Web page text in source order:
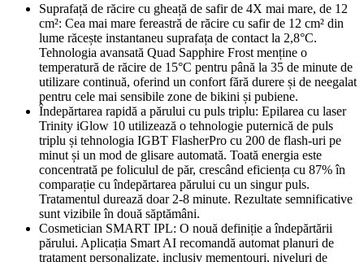
Suprafață de răcire cu gheață de safir de 4X mai mare, de 12
cm²: Cea mai mare fereastră de răcire cu safir de 12 cm² din
lume răcește instantaneu suprafața de contact la 2,8°C.
Tehnologia avansată Quad Sapphire Frost menține o
temperatură de răcire de 15°C pentru până la 35 de minute de
utilizare continuă, oferind un confort fără durere și de neegalat
pentru cele mai sensibile zone de bikini și pubiene.
Îndepărtarea rapidă a părului cu puls triplu: Epilarea cu laser
Trinity iGlow 10 utilizează o tehnologie puternică de puls
triplu și tehnologia IGBT FlasherPro cu 200 de flash-uri pe
minut și un mod de glisare automată. Toată energia este
concentrată pe foliculul de păr, crescând eficiența cu 87% în
comparație cu îndepărtarea părului cu un singur puls.
Tratamentul durează doar 2-8 minute. Rezultate semnificative
sunt vizibile în două săptămâni.
Cosmetician SMART IPL: O nouă definiție a îndepărtării
părului. Aplicația Smart AI recomandă automat planuri de
tratament personalizate, inclusiv mementouri, niveluri de